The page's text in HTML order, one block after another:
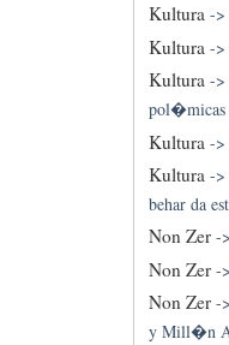
Kultura->
Kultura->
Kultura->
pol�micas
Kultura ->
Kultura->
behar da
Non Zer->
Non Zer->
Non Zer->
y Mill�n